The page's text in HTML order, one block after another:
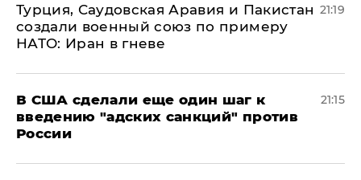
Турция, Саудовская Аравия и Пакистан
создали военный союз по примеру
НАТО: Иран в гневе
21:19
В США сделали еще один шаг к
введению "адских санкций" против
России
21:15